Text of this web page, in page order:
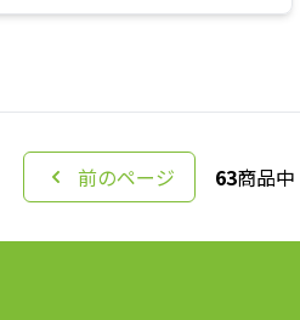
前のページ 63商品中